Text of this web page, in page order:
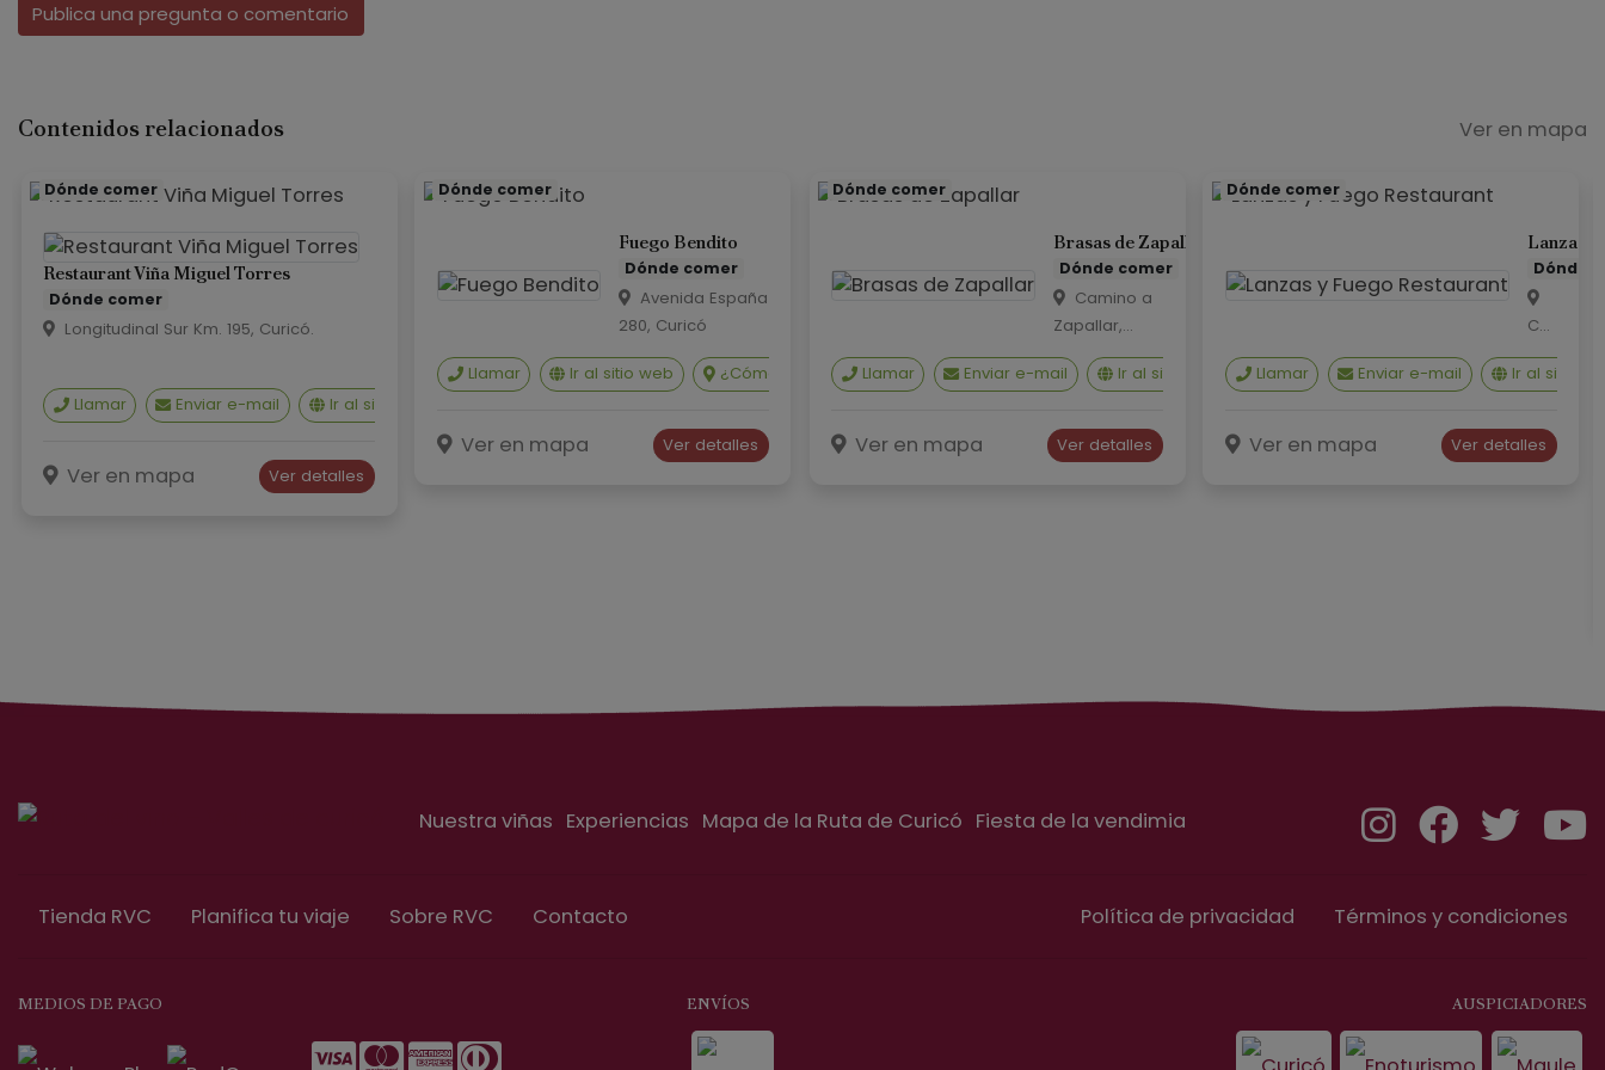
Publica una pregunta o comentario
Contenidos relacionados Ver en mapa
Dónde comer
Restaurant Viña Miguel Torres
Dónde comer
Longitudinal Sur Km. 195, Curicó.
Llamar Enviar e-mail Ir al sitio web
Ver en mapa Ver detalles
Dónde comer
Fuego Bendito
Dónde comer
Avenida España
280, Curicó
Llamar Ir al sitio web ¿Cómo llegar? Ver en Google Maps
Ver en mapa Ver detalles
Dónde comer
Brasas de Zapallar
Dónde comer
Camino a
Zapallar,
Kilometro 0,4
Curicó, Maule
Llamar Enviar e-mail Ir al sitio web ¿Cómo llegar? Ver en Google Maps
Ver en mapa Ver detalles
Dónde comer
Lanzas
Dónde
Car
rer
a
1,
Cur
Llamar Enviar e-mail Ir al sitio
Ver en mapa Ver detalles
Nuestra viñas Experiencias Mapa de la Ruta de Curicó Fiesta de la vendimia
Tienda RVC Planifica tu viaje Sobre RVC Contacto Política de privacidad Términos y condiciones
MEDIOS DE PAGO ENVÍOS AUSPICIADORES